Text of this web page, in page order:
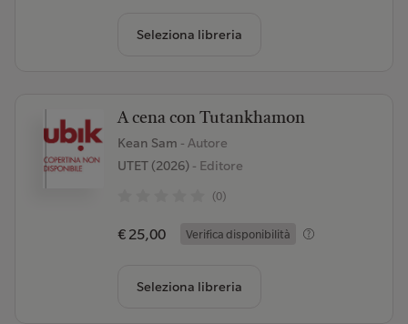
Seleziona libreria
A cena con Tutankhamon
Kean Sam - Autore
UTET (2026)- Editore
(0)
€ 25,00 Verifica disponibilità
Seleziona libreria